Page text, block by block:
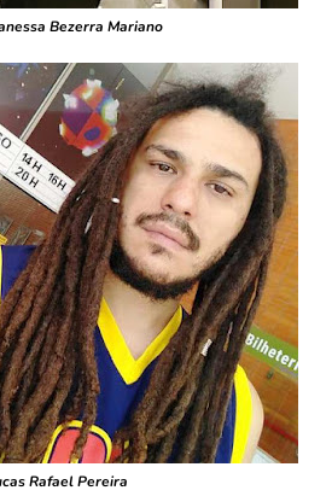
Bezerra Mariano
Rafael Pereira